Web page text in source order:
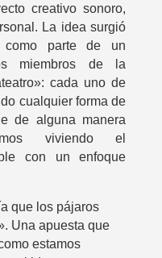
creativo sonoro,
La idea surgió
como parte de un
miembros de la
cada uno de
cualquier forma de
de alguna manera
viviendo el
con un enfoque
que los pájaros
Una apuesta que
estamos